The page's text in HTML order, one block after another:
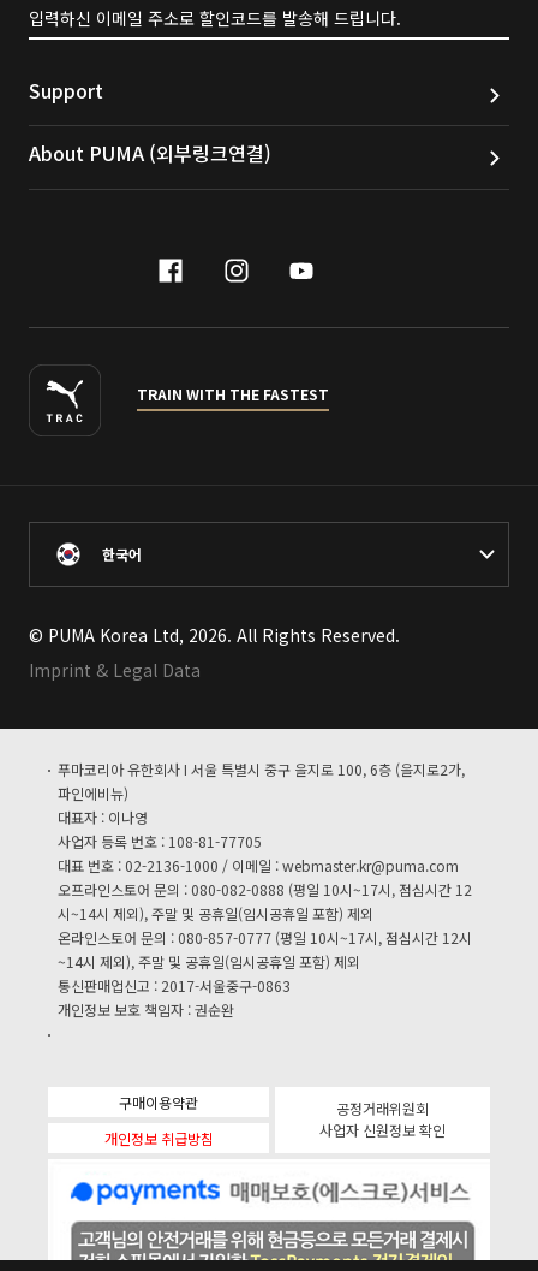
입력하신 이메일 주소로 할인코드를 발송해 드립니다.
Support
About PUMA (외부링크연결)
facebook
instagram
youtube
TRAIN WITH THE FASTEST
한국어
© PUMA Korea Ltd, 2026. All Rights Reserved.
Imprint & Legal Data
푸마코리아 유한회사 I 서울 특별시 중구 을지로 100, 6층 (을지로2가,
파인에비뉴)
대표자 : 이나영
사업자 등록 번호 : 108-81-77705
대표 번호 : 02-2136-1000 / 이메일 :webmaster.kr@puma.com
오프라인스토어 문의 : 080-082-0888 (평일 10시~17시, 점심시간 12
시~14시 제외), 주말 및 공휴일(임시공휴일 포함) 제외
온라인스토어 문의 : 080-857-0777 (평일 10시~17시, 점심시간 12시
~14시 제외), 주말 및 공휴일(임시공휴일 포함) 제외
통신판매업신고 : 2017-서울중구-0863
개인정보 보호 책임자 : 권순완
구매이용약관
개인정보 취급방침
공정거래위원회
사업자 신원정보 확인